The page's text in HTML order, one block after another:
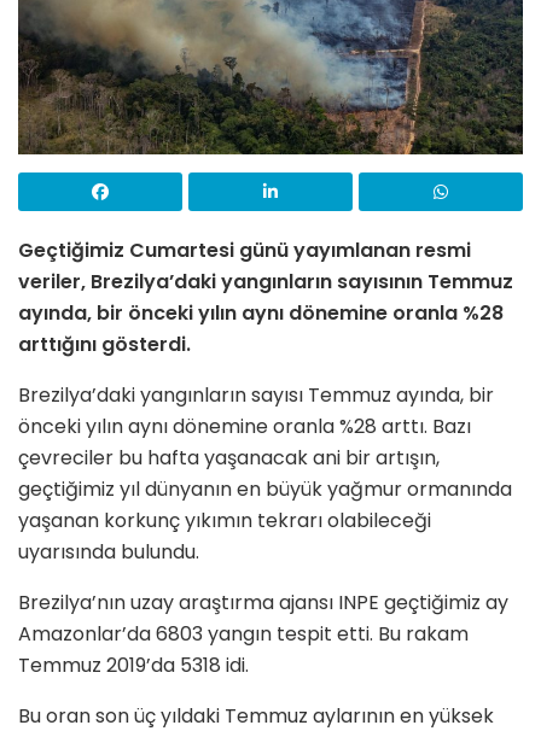
Geçtiğimiz Cumartesi günü yayımlanan resmi
veriler, Brezilya’daki yangınların sayısının Temmuz
ayında, bir önceki yılın aynı dönemine oranla %28
arttığını gösterdi.
Brezilya’daki yangınların sayısı Temmuz ayında, bir
önceki yılın aynı dönemine oranla %28 arttı. Bazı
çevreciler bu hafta yaşanacak ani bir artışın,
geçtiğimiz yıl dünyanın en büyük yağmur ormanında
yaşanan korkunç yıkımın tekrarı olabileceği
uyarısında bulundu.
Brezilya’nın uzay araştırma ajansı INPE geçtiğimiz ay
Amazonlar’da 6803 yangın tespit etti. Bu rakam
Temmuz 2019’da 5318 idi.
Bu oran son üç yıldaki Temmuz aylarının en yüksek